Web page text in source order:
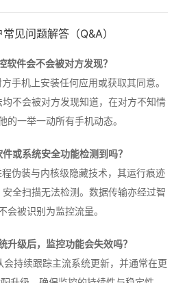
见问题解答（Q&A）
软件会不会被对方发现？
手机上安装任何应用或获取其同意。
不会被对方发现知道，在对方不知情
的一举一动所有手机动态。
或系统安全功能检测到吗？
伪装与内核级隐藏技术，其运行痕迹
全扫描无法检测。数据传输亦经过智
会被识别为监控流量。
升级后，监控功能会失效吗？
持续跟踪主流系统更新，并通常在更